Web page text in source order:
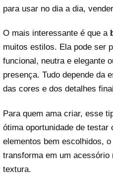
para usar no dia a dia,
O mais interessante é que a
muitos estilos. Ela pode ser
funcional, neutra e elegante
presença. Tudo depende da
das cores e dos detalhes
Para quem ama criar, esse
ótima oportunidade de testar
elementos bem escolhidos, o
transforma em um
textura.